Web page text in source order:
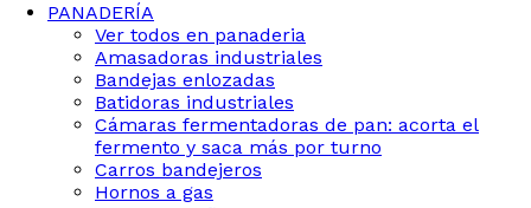
PANADERÍA
Ver todos en panaderia
Amasadoras industriales
Bandejas enlozadas
Batidoras industriales
Cámaras fermentadoras de pan: acorta el
fermento y saca más por turno
Carros bandejeros
Hornos a gas